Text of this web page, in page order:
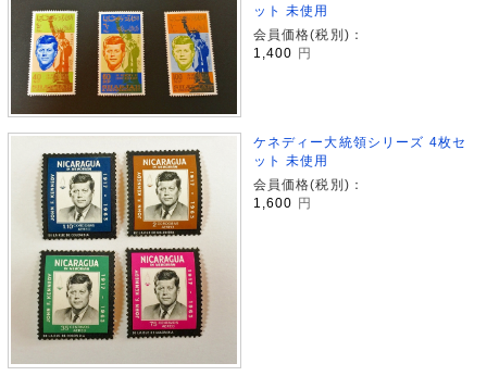
ット 未使用
会員価格(税別)：
1,400 円
ケネディー大統領シリーズ 4枚セ
ット 未使用
会員価格(税別)：
1,600 円